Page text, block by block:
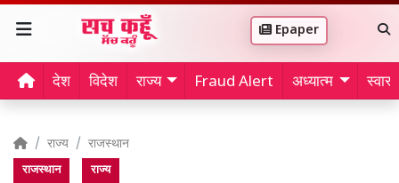
Epaper
देश विदेश राज्य Fraud Alert अध्यात्म
राज्य राजस्थान
राजस्थान राज्य